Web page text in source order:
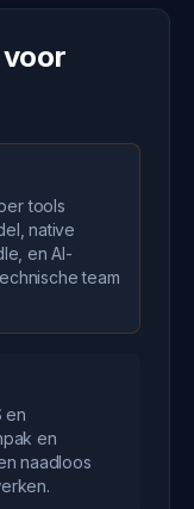
tools
native
en AI-
team
en
en
naadloos